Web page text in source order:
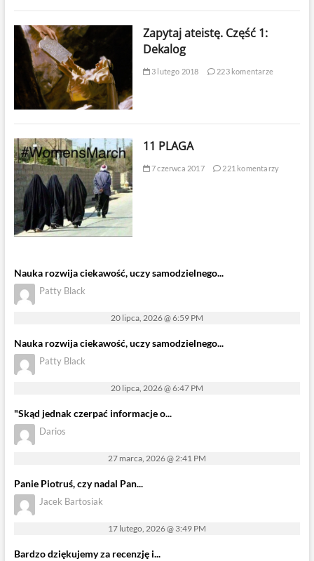
Zapytaj ateistę. Część 1:
Dekalog
3 lutego 2018 223 komentarze
11 PLAGA
7 czerwca 2017 221 komentarzy
Nauka rozwija ciekawość, uczy samodzielnego...
Patty Black
20 lipca, 2026 @ 6:59 PM
Nauka rozwija ciekawość, uczy samodzielnego...
Patty Black
20 lipca, 2026 @ 6:47 PM
"Skąd jednak czerpać informacje o...
Darios
27 marca, 2026 @ 2:41 PM
Panie Piotruś, czy nadal Pan...
Jacek Bartosiak
17 lutego, 2026 @ 3:49 PM
Bardzo dziękujemy za recenzję i...